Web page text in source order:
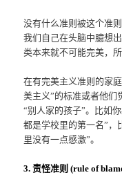
没有什么准则被这个准
我们自己在头脑中臆想
类本来就不可能完美，
在有完美主义准则的家
美主义”的标准或者他们
“别人家的孩子”。比如
都是学校里的第一名”，
里没有一点感激”。
3. 责怪准则 (rule of